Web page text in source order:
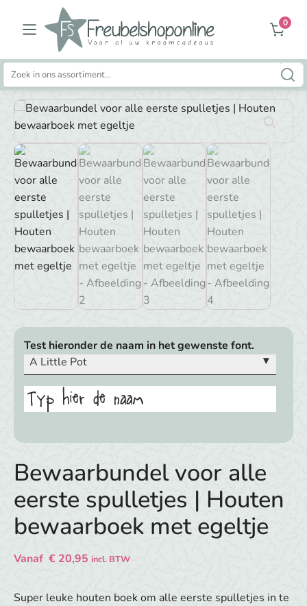
0
Zoeken
naar:
Test hieronder de naam in het gewenste font.
A Little Pot
▾
Typ hier de naam
Bewaarbundel voor alle
eerste spulletjes | Houten
bewaarboek met egeltje
Vanaf € 20,95 incl. BTW
Super leuke houten boek om alle eerste spulletjes in te